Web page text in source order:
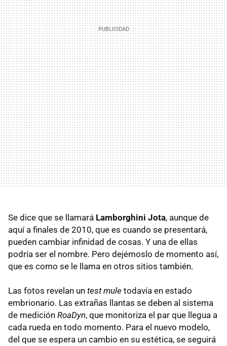
Se dice que se llamará Lamborghini Jota, aunque de
aquí a finales de 2010, que es cuando se presentará,
pueden cambiar infinidad de cosas. Y una de ellas
podría ser el nombre. Pero dejémoslo de momento así,
que es como se le llama en otros sitios también.
Las fotos revelan un test mule todavía en estado
embrionario. Las extrañas llantas se deben al sistema
de medición RoaDyn, que monitoriza el par que llegua a
cada rueda en todo momento. Para el nuevo modelo,
del que se espera un cambio en su estética, se seguirá